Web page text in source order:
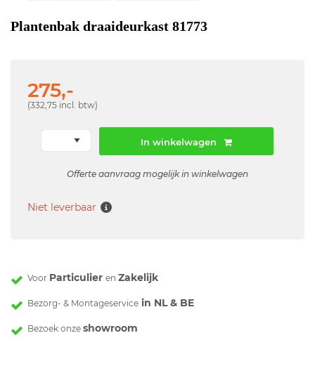
Plantenbak draaideurkast 81773
275,-
(332,75 incl. btw)
In winkelwagen
Offerte aanvraag mogelijk in winkelwagen
Niet leverbaar
Voor Particulier en Zakelijk
Bezorg- & Montageservice in NL & BE
Bezoek onze showroom